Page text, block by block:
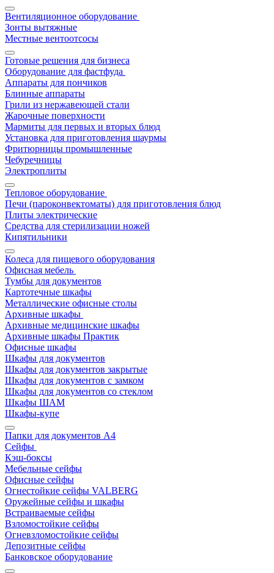
Вентиляционное оборудование
Зонты вытяжные
Местные вентоотсосы
Готовые решения для бизнеса
Оборудование для фастфуда
Аппараты для пончиков
Блинные аппараты
Грили из нержавеющей стали
Жарочные поверхности
Мармиты для первых и вторых блюд
Установка для приготовления шаурмы
Фритюрницы промышленные
Чебуречницы
Электроплиты
Тепловое оборудование
Печи (пароконвектоматы) для приготовления блюд
Плиты электрические
Средства для стерилизации ножей
Кипятильники
Колеса для пищевого оборудования
Офисная мебель
Тумбы для документов
Картотечные шкафы
Металлические офисные столы
Архивные шкафы
Архивные медицинские шкафы
Архивные шкафы Практик
Офисные шкафы
Шкафы для документов
Шкафы для документов закрытые
Шкафы для документов с замком
Шкафы для документов со стеклом
Шкафы ШАМ
Шкафы-купе
Папки для документов A4
Сейфы
Кэш-боксы
Мебельные сейфы
Офисные сейфы
Огнестойкие сейфы VALBERG
Оружейные сейфы и шкафы
Встраиваемые сейфы
Взломостойкие сейфы
Огневзломостойкие сейфы
Депозитные сейфы
Банковское оборудование